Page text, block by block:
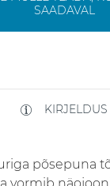
SAADAVAL
KIRJELDUS
põsepuna